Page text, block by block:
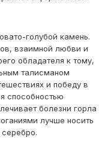
голубой камень.
взаимной любви и
обладателя к тому,
талисманом
и победу в
способностью
болезни горла
лучше носить